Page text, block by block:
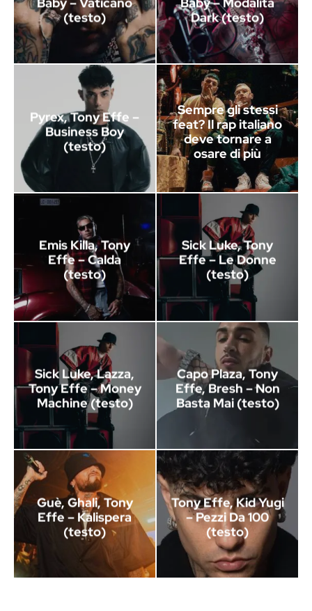
(testo)
Dark (testo)
Pyrex, Tony Effe –
Business Boy
(testo)
Sempre gli stessi
feat? Il rap italiano
deve tornare a
osare di più
Emis Killa, Tony
Effe – Calda
(testo)
Sick Luke, Tony
Effe – Le Donne
(testo)
Sick Luke, Lazza,
Tony Effe – Money
Machine (testo)
Capo Plaza, Tony
Effe, Bresh – Non
Basta Mai (testo)
Guè, Ghali, Tony
Effe – Kalispera
(testo)
Tony Effe, Kid Yugi
– Pezzi Da 100
(testo)